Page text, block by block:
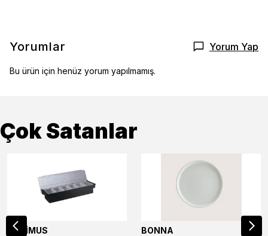
Yorumlar Yorum Yap
Bu ürün için henüz yorum yapılmamış.
Çok Satanlar
OPTİMUS BONNA